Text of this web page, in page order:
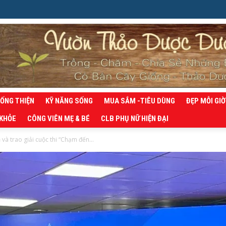
THIỆN KỸ NĂNG SỐNG MUA SẮM -TIÊU DÙNG
ĐẸP MỖI GIỜ
CÔNG VIÊN MẸ & BÉ CLB PHỤ NỮ HIỆN ĐẠI
trao giải cuộc thi “Chạm đến...